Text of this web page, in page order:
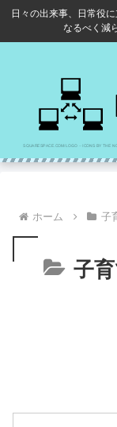
日々の出来事、日常役
なるべく減
ホーム 子
子